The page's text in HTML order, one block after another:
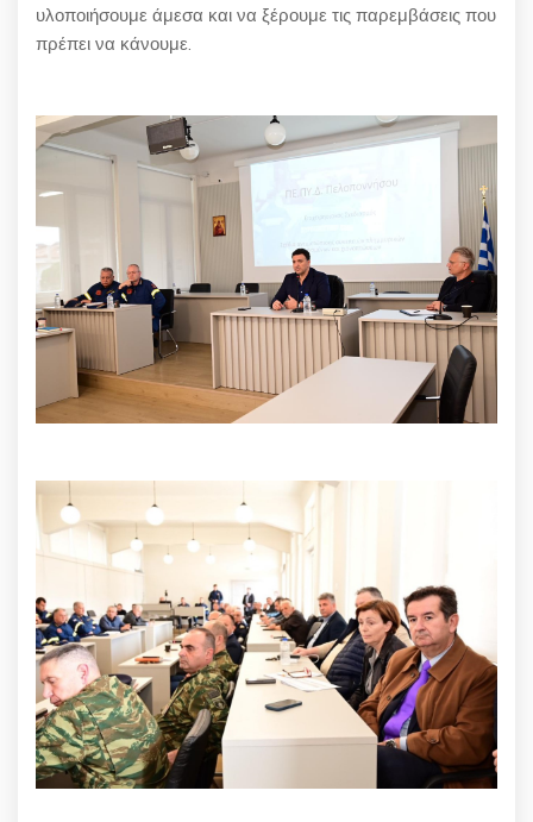
υλοποιήσουμε άμεσα και να ξέρουμε τις παρεμβάσεις που
πρέπει να κάνουμε.